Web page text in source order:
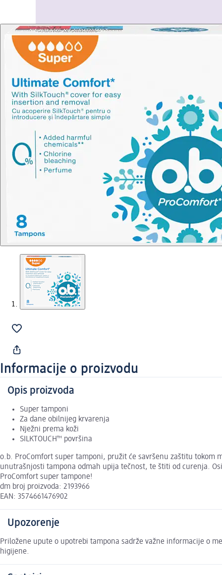
Informacije o proizvodu
Opis proizvoda
Super tamponi
Za dane obilnijeg krvarenja
Nježni prema koži
SILKTOUCH™ površina
o.b. ProComfort super tamponi, pružit će savršenu zaštitu tokom
unutrašnjosti tampona odmah upija tečnost, te štiti od curenja.
ProComfort super tampone!
dm broj proizvoda: 2193966
EAN: 3574661476902
Upozorenje
Priložene upute o upotrebi tampona sadrže važne informacije o
higijene.